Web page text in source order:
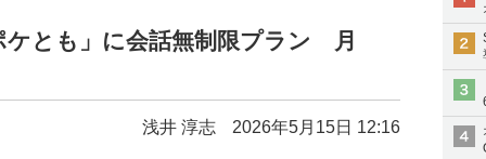
とも」に会話無制限プラン 月
浅井 淳志 2026年5月15日 12:16